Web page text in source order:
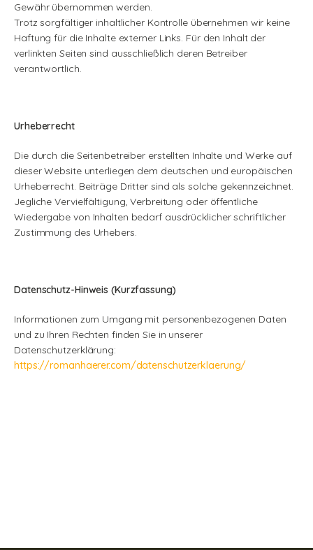
Gewähr übernommen werden.
Trotz sorgfältiger inhaltlicher Kontrolle übernehmen wir keine
Haftung für die Inhalte externer Links. Für den Inhalt der
verlinkten Seiten sind ausschließlich deren Betreiber
verantwortlich.
Urheberrecht
Die durch die Seitenbetreiber erstellten Inhalte und Werke auf
dieser Website unterliegen dem deutschen und europäischen
Urheberrecht. Beiträge Dritter sind als solche gekennzeichnet.
Jegliche Vervielfältigung, Verbreitung oder öffentliche
Wiedergabe von Inhalten bedarf ausdrücklicher schriftlicher
Zustimmung des Urhebers.
Datenschutz-Hinweis (Kurzfassung)
Informationen zum Umgang mit personenbezogenen Daten
und zu Ihren Rechten finden Sie in unserer
Datenschutzerklärung:
https://romanhaerer.com/datenschutzerklaerung/